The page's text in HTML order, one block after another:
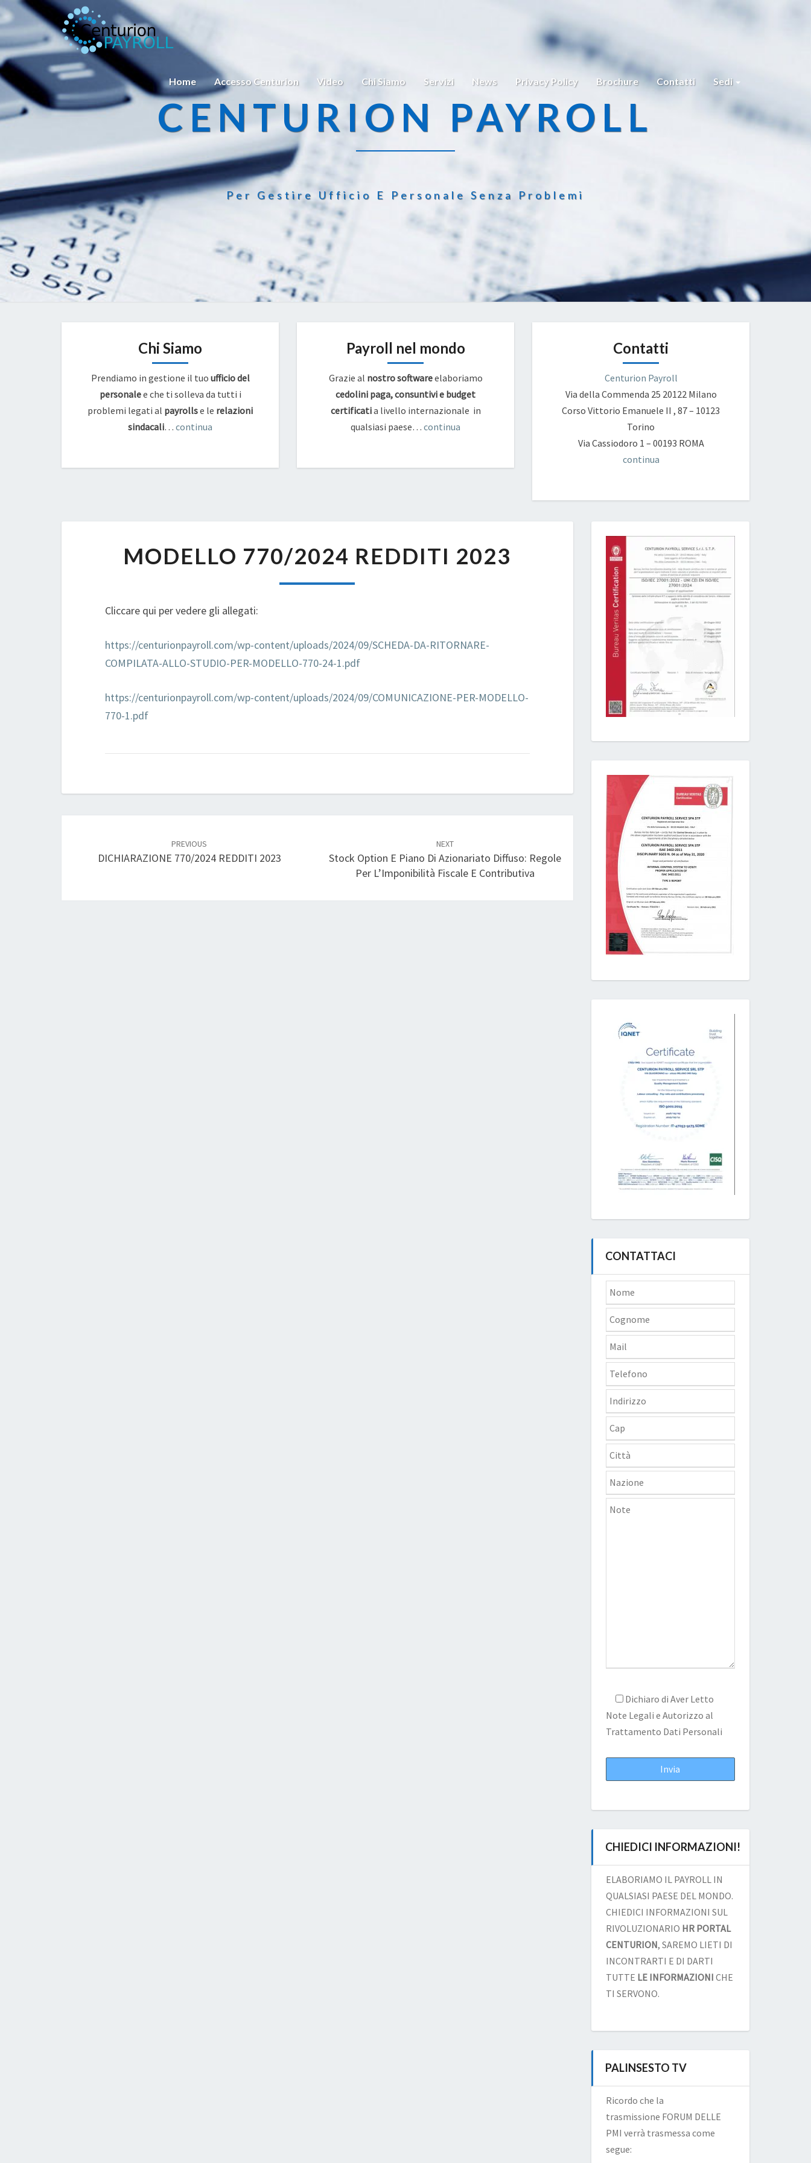
Home Accesso Centurion Video Chi Siamo Servizi News Privacy Policy Brochure Contatti Sedi
CENTURION PAYROLL
Per Gestire Ufficio E Personale Senza Problemi
Chi Siamo
Prendiamo in gestione il tuo ufficio del
personalee che ti solleva da tutti i
problemi legati al payrollse le relazioni
sindacali… continua
Payroll nel mondo
Grazie al nostro softwareelaboriamo
cedolini paga, consuntivi e budget
certificatia livello internazionale in
qualsiasi paese… continua
Contatti
Centurion Payroll
Via della Commenda 25 20122 Milano
Corso Vittorio Emanuele II , 87 – 10123
Torino
Via Cassiodoro 1 – 00193 ROMA
continua
770/2024
2023
MODELLO 770/2024 REDDITI 2023
Cliccare qui per vedere gli allegati:
https://centurionpayroll.com/wp-content/uploads/2024/09/SCHEDA-DA-RITORNARE-
COMPILATA-ALLO-STUDIO-PER-MODELLO-770-24-1.pdf
https://centurionpayroll.com/wp-content/uploads/2024/09/COMUNICAZIONE-PER-MODELLO-
770-1.pdf
PREVIOUS
DICHIARAZIONE 770/2024 REDDITI 2023
NEXT
Stock Option E Piano Di Azionariato Diffuso: Regole
Per L’Imponibilità Fiscale E Contributiva
CONTATTACI
Dichiaro di Aver Letto
Note Legali e Autorizzo al
Trattamento Dati Personali
CHIEDICI INFORMAZIONI!
ELABORIAMO IL PAYROLL IN
QUALSIASI PAESE DEL MONDO.
CHIEDICI INFORMAZIONI SUL
RIVOLUZIONARIO HR PORTAL
CENTURION, SAREMO LIETI DI
INCONTRARTI E DI DARTI
TUTTE LE INFORMAZIONI CHE
TI SERVONO.
PALINSESTO TV
Ricordo che la
trasmissione FORUM DELLE
PMI verrà trasmessa come
segue: